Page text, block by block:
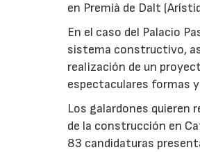
en Premià de Dalt
En el caso del Palacio
sistema constructivo,
realización de un
espectaculares formas
Los galardones quieren
de la construcción en
83 candidaturas